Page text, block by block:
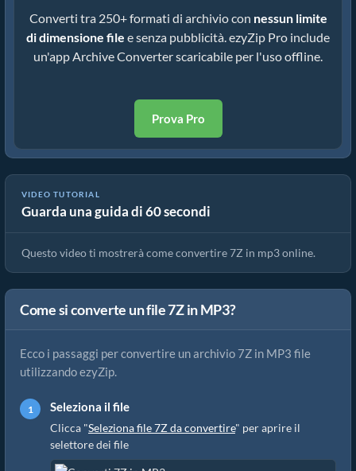
Converti tra 250+ formati di archivio con nessun limite
di dimensione file e senza pubblicità. ezyZip Pro include
un'app Archive Converter scaricabile per l'uso offline.
Prova Pro
VIDEO TUTORIAL
Guarda una guida di 60 secondi
Come Convertire 7z In Un File Normale Online (Guida semplice)
Questo video ti mostrerà come convertire 7Z in mp3 online.
Come si converte un file 7Z in MP3?
Ecco i passaggi per convertire un archivio 7Z in MP3 file
utilizzando ezyZip.
Seleziona il file
Clicca "Seleziona file 7Z da convertire" per aprire il
selettore dei file